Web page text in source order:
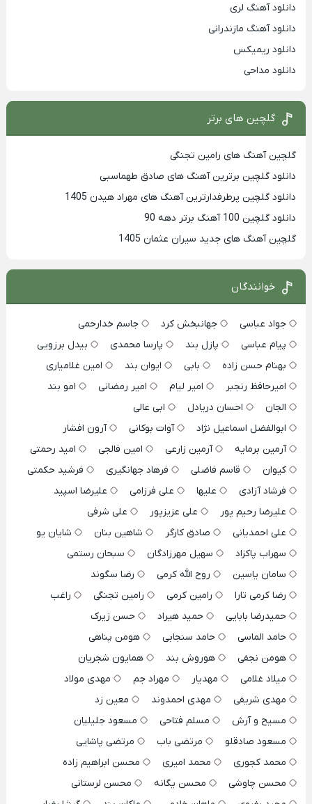
دانلود آهنگ لری
دانلود آهنگ مازندرانی
دانلود ریمیکس
دانلود مداحی
گلچین های برتر
گلچین آهنگ های رامین تجنگی
دانلود گلچین برترین آهنگ های صادق طهماسبی
دانلود گلچین پرطرفدارترین آهنگ های مهراد هیدن 1405
دانلود گلچین 100 آهنگ برتر دهه 90
گلچین آهنگ های جدید سیران عثمان 1405
خوانندگان
جواد عباسی جهانبخش کرد
جاسم خدارحمی
پیام عباسی
پازل بند پارسا محمدی
بیدل برزویی
بهنام حسن زاده
بابی ایوان بند
امین غلامیاری
امیرحافظ رنجبر
امیر لیام امیر رمضانی
امو بند
الجان
احسان دریادل
ابی عالی
ابوالفضل اسماعیل نژاد
آوات بوکانی
آرون افشار
آرمین برمایه
آرمین زارعی امین فالجی
امید رحمتی
کیوان
قاسم فاضلی فرهاد جهانگیری
فرشید حکمتی
فرشاد آزادی
علیها علی فرزامی
علیرضا اسپید
علیرضا رحیم پور
علی عزیزپور
علی شرفی
علی احمدیانی
صادق کارگر شاهین بنان
شایان یو
سهراب پاکزاد
سهیل مهرزادگان
سبحان رستمی
سامان یاسین
روح الله کرمی
رضا سگوند
رضا کرمی تارا
رامین کرمی رامین تجنگی
راغب
حمیدرضا بابایی
حمید هیراد
حسن زیرک
حامد الماسی
حامد سنجابی
هومن پناهی
هومن نجفی
هوروش بند
همایون شجریان
میلاد غلامی
مهدیار مهراد جم
مهدی مولاد
مهدی شریفی
مهدی احمدوند
معین زد
مسیح و آرش
مسلم فتاحی
مسعود جلیلیان
مسعود صادقلو
مرتضی باب
مرتضی پاشایی
محمد کجوری
محمد امیری
محسن ابراهیم زاده
محسن چاوشی
محسن یگانه
محسن لرستانی